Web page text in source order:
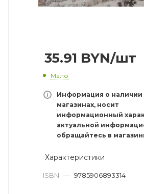
35.91 BYN/шт
Мало
Информация о наличии
магазинах, носит
информационный
актуальной
обращайтесь в
Характеристики
ISBN — 9785906893314